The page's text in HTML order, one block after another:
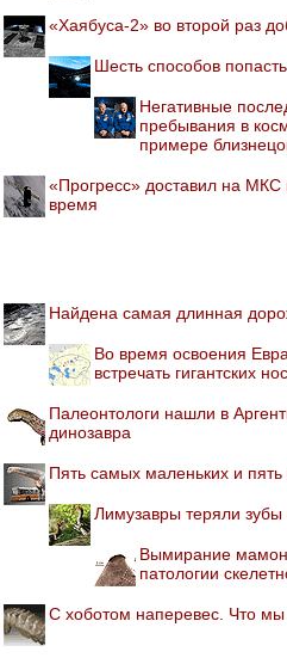
«Хаябуса-2» во второй раз
Шесть способов
Негативные
пребывания в
примере
«Прогресс» доставил на МКС
время
Найдена самая длинная
Во время освоения
встречать гигантских
Палеонтологи нашли в
динозавра
Пять самых маленьких и
Лимузавры теряли
Вымирание
патологии
С хоботом наперевес. Что мы